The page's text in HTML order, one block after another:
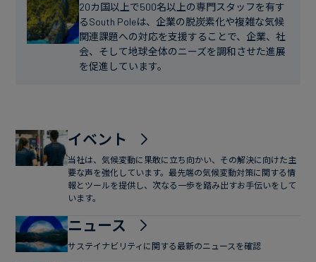
イ
ナ
ン
ス
20カ国以上で500名以上の専門スタッフを有す
るSouth Poleは、企業の脱炭素化や複雑な気候
関連課題への対応を支援することで、企業、社
会、そして地球全体のニーズを調和させた進展
を促進しています。
イベント
当社は、気候変動に果敢に立ち向かい、その解決に向けた主
要な声を強化しています。最先端の気候変動対策に関する情
報とツールを提供し、次なる一歩を踏み出すお手伝いをして
います。
ニュース
サステイナビリティに関する最新のニュースを確認